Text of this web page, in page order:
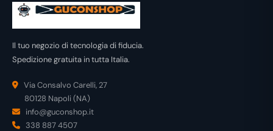
Il tuo negozio di tecnologia di fiducia.
Spedizione gratuita in tutta Italia.
Via Consalvo Carelli, 27
80128 Napoli (NA)
info@guconshop.it
338 887 4507